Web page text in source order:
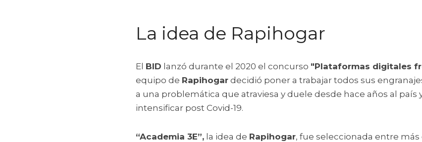
La idea de Rapihogar
El BID lanzó durante el 2020 el concurso "Plataformas digitales
equipo de Rapihogar decidió poner a trabajar todos sus
a una problemática que atraviesa y duele desde hace años al país
intensificar post Covid-19.
“Academia 3E”, la idea de Rapihogar, fue seleccionada entre